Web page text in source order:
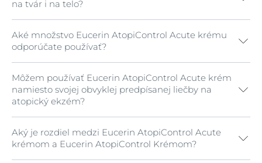
na tvár i na telo?
Áno. Krém možno používať ľubovoľne na ktorúkoľvek
časť tela, kde nastalo akútne vzplanutie atopickej
dermatitídy.
Aké množstvo Eucerin AtopiControl Acute krému
odporúčate používať?
Mali by ste používať toľko, koľko potrebujete pre
upokojenie pokožky a zmiernenie pocitu svrbenia.
Produkt môžete používať podľa vašich potrieb.
Môžem používať Eucerin AtopiControl Acute krém
namiesto svojej obvyklej predpísanej liečby na
atopický ekzém?
Eucerin AtopiControl Acute krém nie je farmaceutický
výrobok a nie je určený na náhradu takých výrobkov.
Aký je rozdiel medzi Eucerin AtopiControl Acute
krémom a Eucerin AtopiControl Krémom?